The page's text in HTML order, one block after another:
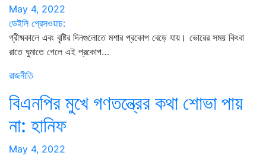
May 4, 2022
ডেইলি প্রেসওয়াচ:
গ্রীষ্মকালে এবং বৃষ্টির দিনগুলোতে মশার প্রকোপ বেড়ে যায়। ভোরের সময় কিংবা
রাতে ঘুমাতে গেলে এই প্রকোপ…
রাজনীতি
বিএনপির মুখে গণতন্ত্রের কথা শোভা পায়
না: হানিফ
May 4, 2022